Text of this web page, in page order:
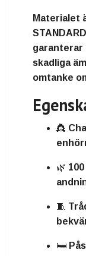
Materialet
garanterar
skadliga
omtanke
👸
🌿 100
🧵
🛏️